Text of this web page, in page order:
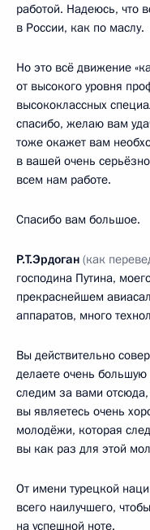
работой. Надеюсь, что
в России, как по маслу.
Но это всё движение
от высокого уровня
высококлассных
спасибо, желаю вам
тоже окажет вам
в вашей очень
всем нам работе.
Спасибо вам большое.
Р.Т.Эрдоган (как
господина Путина,
прекраснейшем
аппаратов, много
Вы действительно
делаете очень
следим за вами
вы являетесь очень
молодёжи, которая
вы как раз для этой
От имени турецкой
всего наилучшего,
на успешной ноте.